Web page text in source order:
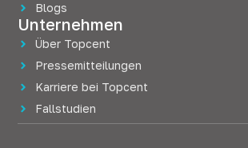
Blogs
Unternehmen
Über Topcent
Pressemitteilungen
Karriere bei Topcent
Fallstudien